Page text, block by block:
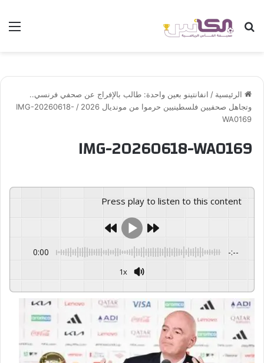
بحث عن
الرئيسية / انفانتينو بعين واحدة: طالب بالإفراج عن صحفي فرنسي..
وتجاهل صحفيين فلسطينيين حرموا من مونديال 2026
/
IMG-20260618-
WA0169
IMG-20260618-WA0169
Press play to listen to this content
0:00 -:--
1x